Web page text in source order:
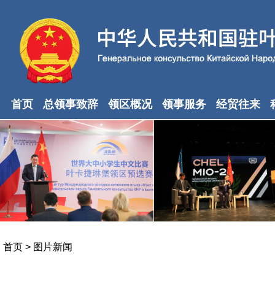
首页 总领事致辞 领区概况 领事服务 经贸往来
首页 > 图片新闻